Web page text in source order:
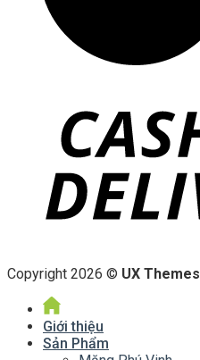
Copyright 2026 © UX Themes
Giới thiệu
Sản Phẩm